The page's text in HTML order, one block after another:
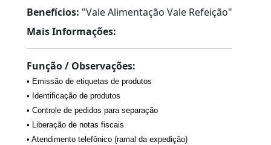
Benefícios: "Vale Alimentação Vale Refeição"
Mais Informações:
Função / Observações:
• Emissão de etiquetas de produtos
• Identificação de produtos
• Controle de pedidos para separação
• Liberação de notas fiscais
• Atendimento telefônico (ramal da expedição)